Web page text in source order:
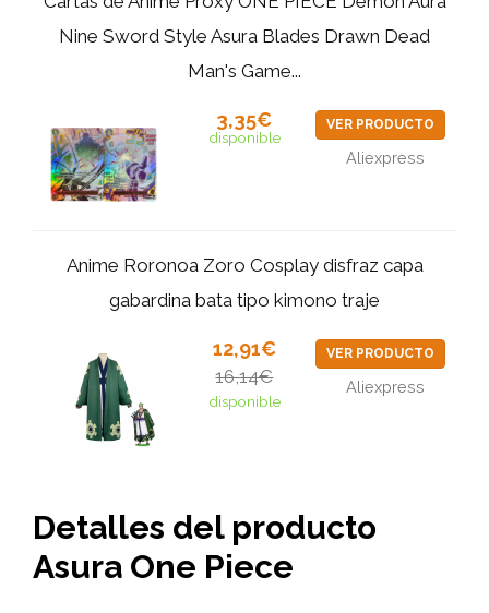
Nine Sword Style Asura Blades Drawn Dead
Man's Game...
3,35€
disponible
VER PRODUCTO
Aliexpress
Anime Roronoa Zoro Cosplay disfraz capa
gabardina bata tipo kimono traje
12,91€
16,14€
disponible
VER PRODUCTO
Aliexpress
Detalles del producto
Asura One Piece